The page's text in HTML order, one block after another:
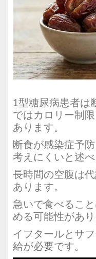
1型糖尿病患者は
ではカロリー制
あります。
断食が感染症予
考えにくいと述べ
長時間の空腹は
あります。
急いで食べるこ
める可能性があり
イフタールとサ
給が必要です。